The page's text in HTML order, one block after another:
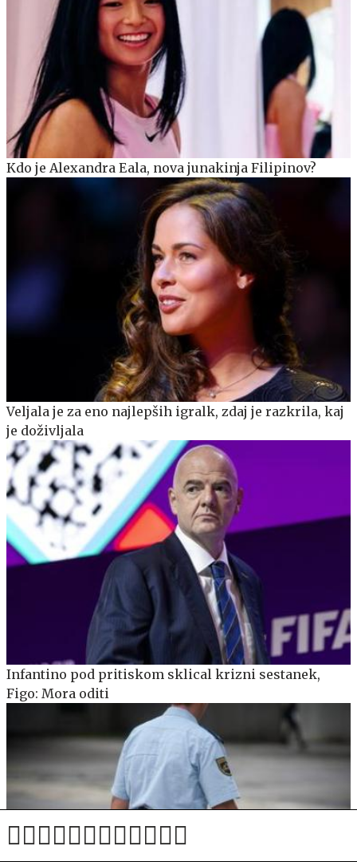
Kdo je Alexandra Eala, nova junakinja Filipinov?
Veljala je za eno najlepših igralk, zdaj je razkrila, kaj
je doživljala
Infantino pod pritiskom sklical krizni sestanek,
Figo: Mora oditi